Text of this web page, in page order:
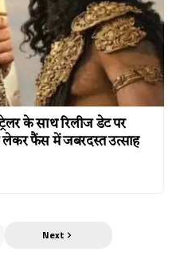
के साथ रिलीज डेट पर
लेकर फैंस में जबरदस्त उत्साह
Next